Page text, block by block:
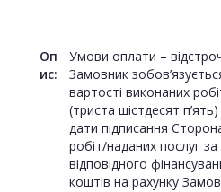
Оп
ис:
Умови оплати –
Замовник
вартості виконаних
(триста шістдесят
дати підписання
робіт/наданих послуг
відповідного
коштів на рахунку